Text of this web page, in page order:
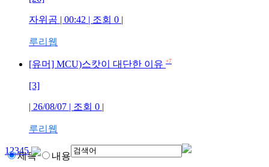
자위곰 | 00:42 | 조회 0 |
루리웹
[유머] MCU)스캇이 대단한 이유 +7
[3]
| 26/08/07 | 조회 0 |
루리웹
12345
제목 내용